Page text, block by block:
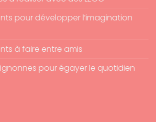
pour développer l’imagination
à faire entre amis
pour égayer le quotidien